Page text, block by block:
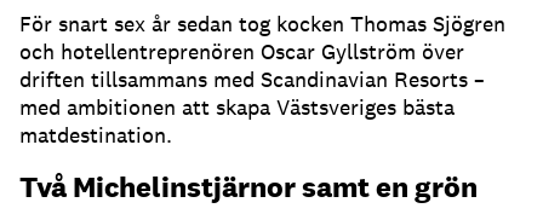
För snart sex år sedan tog kocken Thomas Sjögren
och hotellentreprenören Oscar Gyllström över
driften tillsammans med Scandinavian Resorts –
med ambitionen att skapa Västsveriges bästa
matdestination.
Två Michelinstjärnor samt en grön